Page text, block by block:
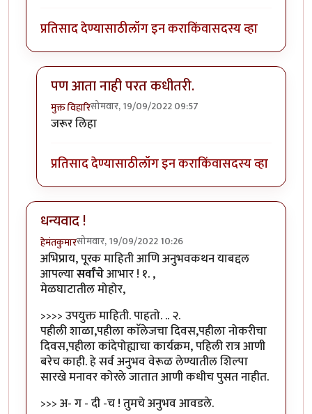
प्रतिसाद देण्यासाठीलॉग इन कराकिंवासदस्य व्हा
पण आता नाही परत कधीतरी.
मुक्त विहारिसोमवार, 19/09/2022 09:57
In reply to
जरूर लिहा
प्रतिसाद देण्यासाठीलॉग इन कराकिंवासदस्य व्हा
धन्यवाद !
हेमंतकुमारसोमवार, 19/09/2022 10:26
अभिप्राय, पूरक माहिती आणि अनुभवकथन याबद्दल
आपल्यासर्वांचेआभार ! १. ,
मेळघाटातील मोहोर,
>>>> उपयुक्त माहिती. पाहतो. .. २.
पहीली शाळा,पहीला काॅलेजचा दिवस,पहीला नोकरीचा
दिवस,पहीला कांदेपोह्याचा कार्यक्रम, पहिली रात्र आणी
बरेच काही. हे सर्व अनुभव वेरूळ लेण्यातील शिल्पा
सारखे मनावर कोरले जातात आणी कधीच पुसत नाहीत.
>>> अ- ग - दी -च ! तुमचे अनुभव आवडले.